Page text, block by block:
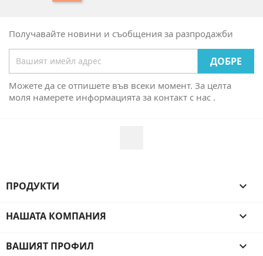
Получавайте новини и съобщения за разпродажби
Можете да се отпишете във всеки момент. За целта
моля намерете информацията за контакт с нас .
ПРОДУКТИ 
НАШАТА КОМПАНИЯ 
ВАШИЯТ ПРОФИЛ 